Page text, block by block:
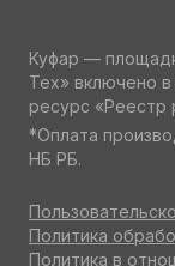
Куфар —
Тех» включено
ресурс «Реестр
*Оплата
НБ РБ.
Политика
Политика в